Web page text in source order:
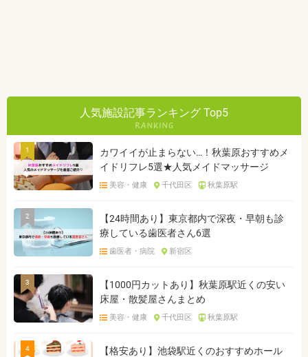
人気施設記事ランキング Top5
1
カワイイが止まらない…！秋葉原おすすめメ
イドリフレ5選★人気メイドマッサージ
美容・健康 千代田区 秋葉原駅
2
【24時間あり】東京都内で深夜・早朝も診
療している歯医者さん6選
歯医者・病院 新宿区
3
【1000円カットあり】秋葉原駅近くの安い
床屋・散髪屋さんまとめ
美容・健康 千代田区 秋葉原駅
4
【格安あり】池袋駅近くのおすすめホール